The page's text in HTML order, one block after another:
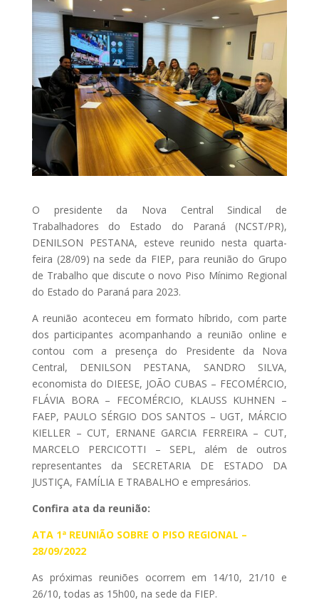
O presidente da Nova Central Sindical de
Trabalhadores do Estado do Paraná (NCST/PR),
DENILSON PESTANA, esteve reunido nesta quarta-
feira (28/09) na sede da FIEP, para reunião do Grupo
de Trabalho que discute o novo Piso Mínimo Regional
do Estado do Paraná para 2023.
A reunião aconteceu em formato híbrido, com parte
dos participantes acompanhando a reunião online e
contou com a presença do Presidente da Nova
Central, DENILSON PESTANA, SANDRO SILVA,
economista do DIEESE, JOÃO CUBAS – FECOMÉRCIO,
FLÁVIA BORA – FECOMÉRCIO, KLAUSS KUHNEN –
FAEP, PAULO SÉRGIO DOS SANTOS – UGT, MÁRCIO
KIELLER – CUT, ERNANE GARCIA FERREIRA – CUT,
MARCELO PERCICOTTI – SEPL, além de outros
representantes da SECRETARIA DE ESTADO DA
JUSTIÇA, FAMÍLIA E TRABALHO e empresários.
Confira ata da reunião:
ATA 1ª REUNIÃO SOBRE O PISO REGIONAL –
28/09/2022
As próximas reuniões ocorrem em 14/10, 21/10 e
26/10, todas as 15h00, na sede da FIEP.